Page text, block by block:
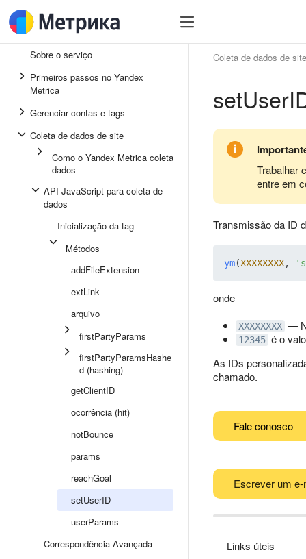
Sobre o serviço
Primeiros passos no Yandex
Metrica
Gerenciar contas e tags
Coleta de dados de site
Como o Yandex Metrica coleta
dados
API JavaScript para coleta de
dados
Inicialização da tag
Métodos
addFileExtension
extLink
arquivo
firstPartyParams
firstPartyParamsHashe
d (hashing)
getClientID
ocorrência (hit)
notBounce
params
reachGoal
setUserID
userParams
Correspondência Avançada
Coleta de dados de site
Trabalhar
entre em
Transmissão da ID
ym(XXXXXXXX,
onde
XXXXXXXX —
12345 é o
As IDs
chamado.
Fale conosco
Escrever um e-
Links úteis